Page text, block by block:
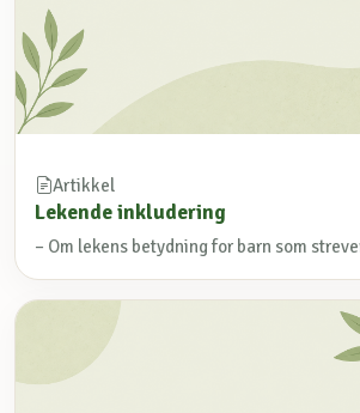
Artikkel
Lekende inkludering
– Om lekens betydning for barn som